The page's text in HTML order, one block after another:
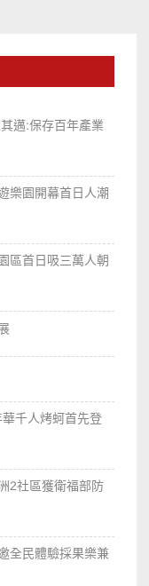
邁:保存百年產業
樂園開幕首日人潮
區首日吸三萬人朝
千人烤蚵首先登
2社區獲衛福部防
全民體驗採果樂兼